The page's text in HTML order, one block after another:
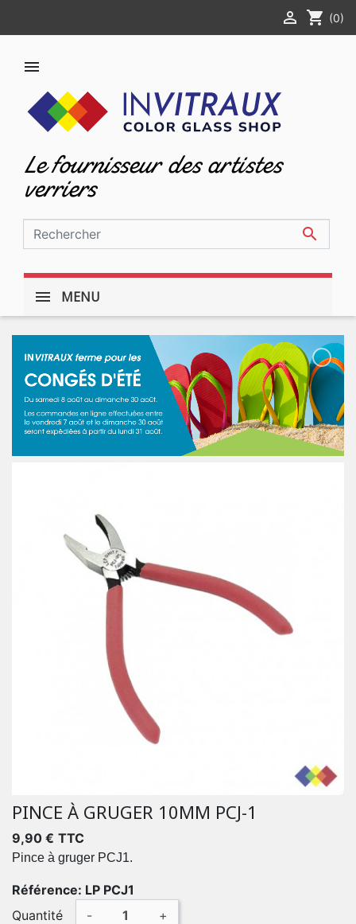
 shopping_cart (0)

Le fournisseur des artistes
verriers

MENU
PINCE À GRUGER 10MM PCJ-1
9,90 € TTC
Pince à gruger PCJ1.
Référence: LP PCJ1
Quantité
- +